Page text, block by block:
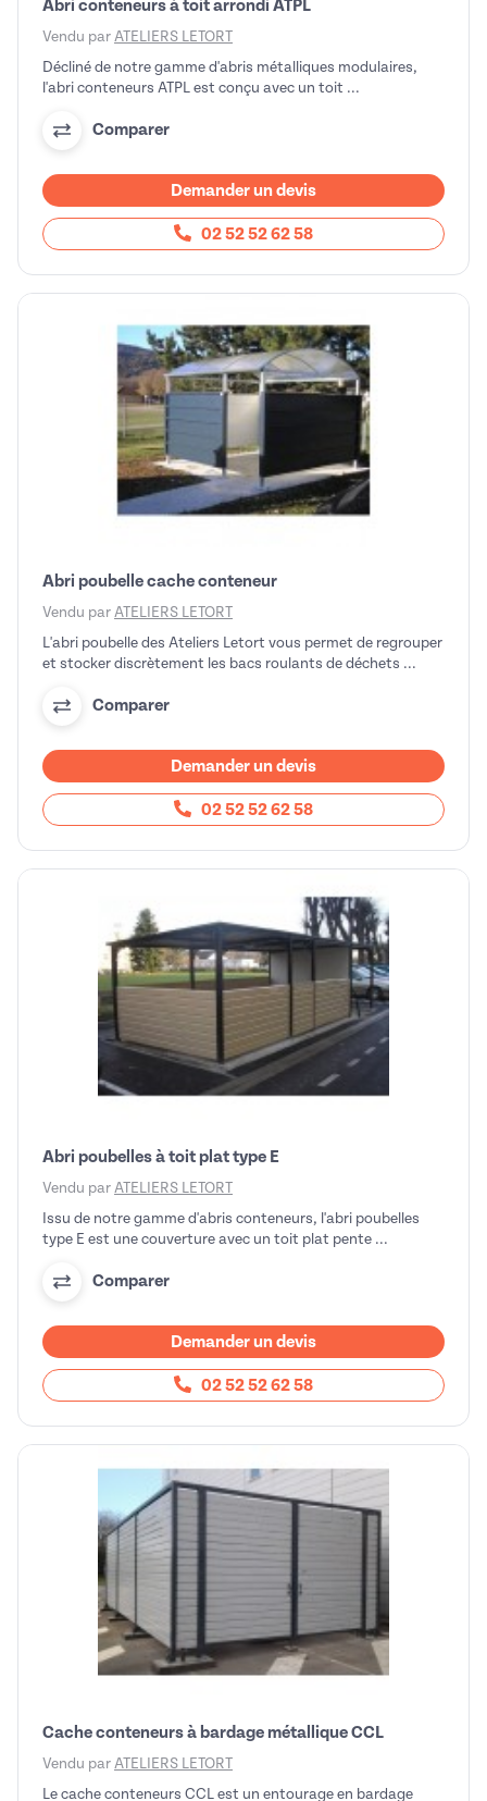
Abri conteneurs à toit arrondi ATPL
Vendu par ATELIERS LETORT
Décliné de notre gamme d'abris métalliques modulaires,
l'abri conteneurs ATPL est conçu avec un toit ...
Comparer
Demander un devis
02 52 52 62 58
Abri poubelle cache conteneur
Vendu par ATELIERS LETORT
L'abri poubelle des Ateliers Letort vous permet de regrouper
et stocker discrètement les bacs roulants de déchets ...
Comparer
Demander un devis
02 52 52 62 58
Abri poubelles à toit plat type E
Vendu par ATELIERS LETORT
Issu de notre gamme d'abris conteneurs, l'abri poubelles
type E est une couverture avec un toit plat pente ...
Comparer
Demander un devis
02 52 52 62 58
Cache conteneurs à bardage métallique CCL
Vendu par ATELIERS LETORT
Le cache conteneurs CCL est un entourage en bardage